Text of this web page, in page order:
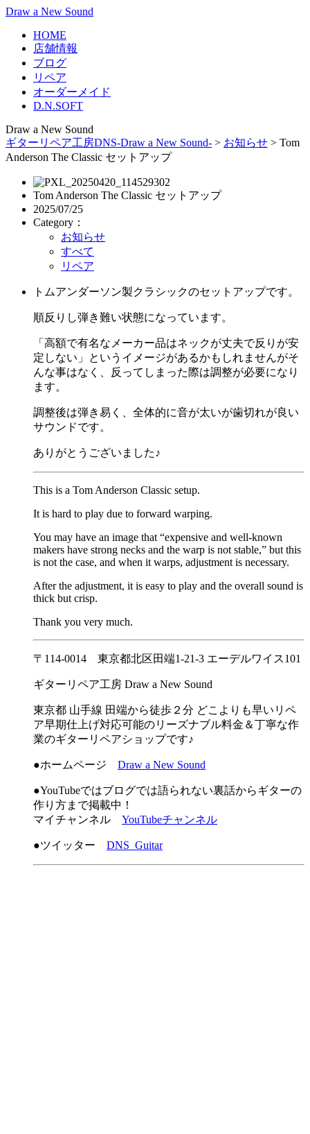
Draw a New Sound
HOME
店舗情報
ブログ
リペア
オーダーメイド
D.N.SOFT
Draw a New Sound
ギターリペア工房DNS-Draw a New Sound- > お知らせ > Tom
Anderson The Classic セットアップ
Tom Anderson The Classic セットアップ
2025/07/25
Category：
お知らせ
すべて
リペア
トムアンダーソン製クラシックのセットアップです。
順反りし弾き難い状態になっています。
「高額で有名なメーカー品はネックが丈夫で反りが安
定しない」というイメージがあるかもしれませんがそ
んな事はなく、反ってしまった際は調整が必要になり
ます。
調整後は弾き易く、全体的に音が太いが歯切れが良い
サウンドです。
ありがとうございました♪
This is a Tom Anderson Classic setup.
It is hard to play due to forward warping.
You may have an image that “expensive and well-known
makers have strong necks and the warp is not stable,” but this
is not the case, and when it warps, adjustment is necessary.
After the adjustment, it is easy to play and the overall sound is
thick but crisp.
Thank you very much.
〒114-0014 東京都北区田端1-21-3 エーデルワイス101
ギターリペア工房 Draw a New Sound
東京都 山手線 田端から徒歩２分 どこよりも早いリペ
ア早期仕上げ対応可能のリーズナブル料金＆丁寧な作
業のギターリペアショップです♪
●ホームページ Draw a New Sound
●YouTubeではブログでは語られない裏話からギターの
作り方まで掲載中！
マイチャンネル YouTubeチャンネル
●ツイッター DNS_Guitar